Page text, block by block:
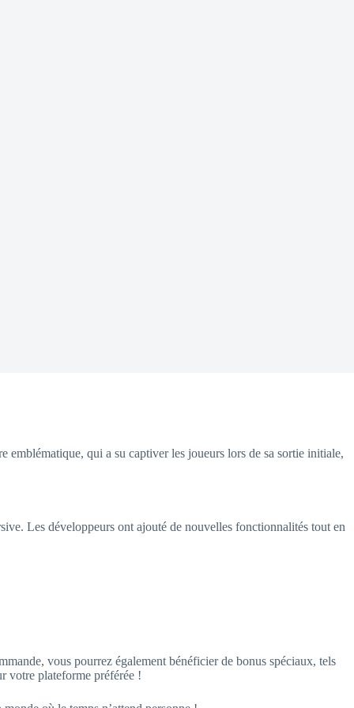
qui a su captiver les joueurs lors de sa sortie initiale,
Les développeurs ont ajouté de nouvelles fonctionnalités tout en
vous pourrez également bénéficier de bonus spéciaux, tels
votre plateforme préférée !